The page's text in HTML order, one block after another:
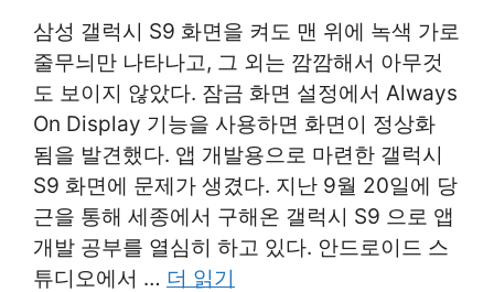
삼성 갤럭시 S9 화면을 켜도 맨 위에 녹색 가로
줄무늬만 나타나고, 그 외는 깜깜해서 아무것
도 보이지 않았다. 잠금 화면 설정에서 Always
On Display 기능을 사용하면 화면이 정상화
됨을 발견했다. 앱 개발용으로 마련한 갤럭시
S9 화면에 문제가 생겼다. 지난 9월 20일에 당
근을 통해 세종에서 구해온 갤럭시 S9 으로 앱
개발 공부를 열심히 하고 있다. 안드로이드 스
튜디오에서 … 더 읽기